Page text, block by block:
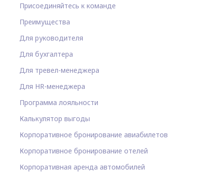
Присоединяйтесь к команде
Преимущества
Для руководителя
Для бухгалтера
Для тревел-менеджера
Для HR-менеджера
Программа лояльности
Калькулятор выгоды
Корпоративное бронирование авиабилетов
Корпоративное бронирование отелей
Корпоративная аренда автомобилей